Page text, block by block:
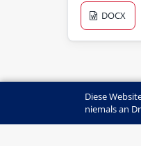
DOCX
© SZH/CSPS
Diese
niemals an